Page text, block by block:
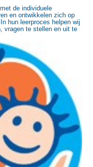
de individuele
en ontwikkelen zich op
hun leerproces helpen wij
vragen te stellen en uit te